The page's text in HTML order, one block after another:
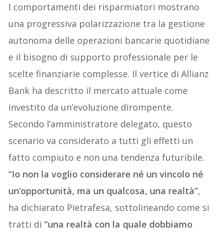
I comportamenti dei risparmiatori mostrano
una progressiva polarizzazione tra la gestione
autonoma delle operazioni bancarie quotidiane
e il bisogno di supporto professionale per le
scelte finanziarie complesse. Il vertice di Allianz
Bank ha descritto il mercato attuale come
investito da un’evoluzione dirompente.
Secondo l’amministratore delegato, questo
scenario va considerato a tutti gli effetti un
fatto compiuto e non una tendenza futuribile.
“Io non la voglio considerare né un vincolo né
un’opportunità, ma un qualcosa, una realtà”,
ha dichiarato Pietrafesa, sottolineando come si
tratti di“una realtà con la quale dobbiamo